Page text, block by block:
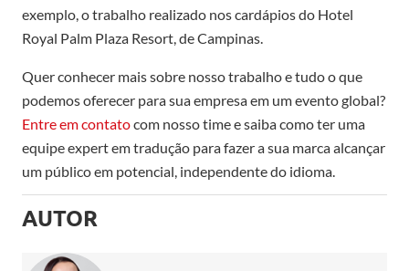
exemplo, o trabalho realizado nos cardápios do Hotel
Royal Palm Plaza Resort, de Campinas.
Quer conhecer mais sobre nosso trabalho e tudo o que
podemos oferecer para sua empresa em um evento global?
Entre em contatocom nosso time e saiba como ter uma
equipe expert em tradução para fazer a sua marca alcançar
um público em potencial, independente do idioma.
AUTOR